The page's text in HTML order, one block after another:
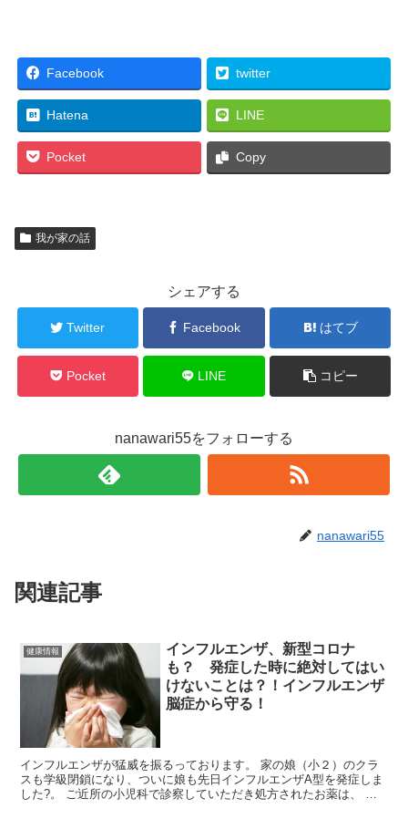
Facebook twitter
Hatena LINE
Pocket Copy
我が家の話
シェアする
Twitter Facebook はてブ
Pocket LINE コピー
nanawari55をフォローする
nanawari55
関連記事
健康情報
インフルエンザ、新型コロナ
も？ 発症した時に絶対してはい
けないことは？！インフルエンザ
脳症から守る！
インフルエンザが猛威を振るっております。 家の娘（小２）のクラ
スも学級閉鎖になり、ついに娘も先日インフルエンザA型を発症しま
した?。 ご近所の小児科で診察していただき処方されたお薬は、 ・